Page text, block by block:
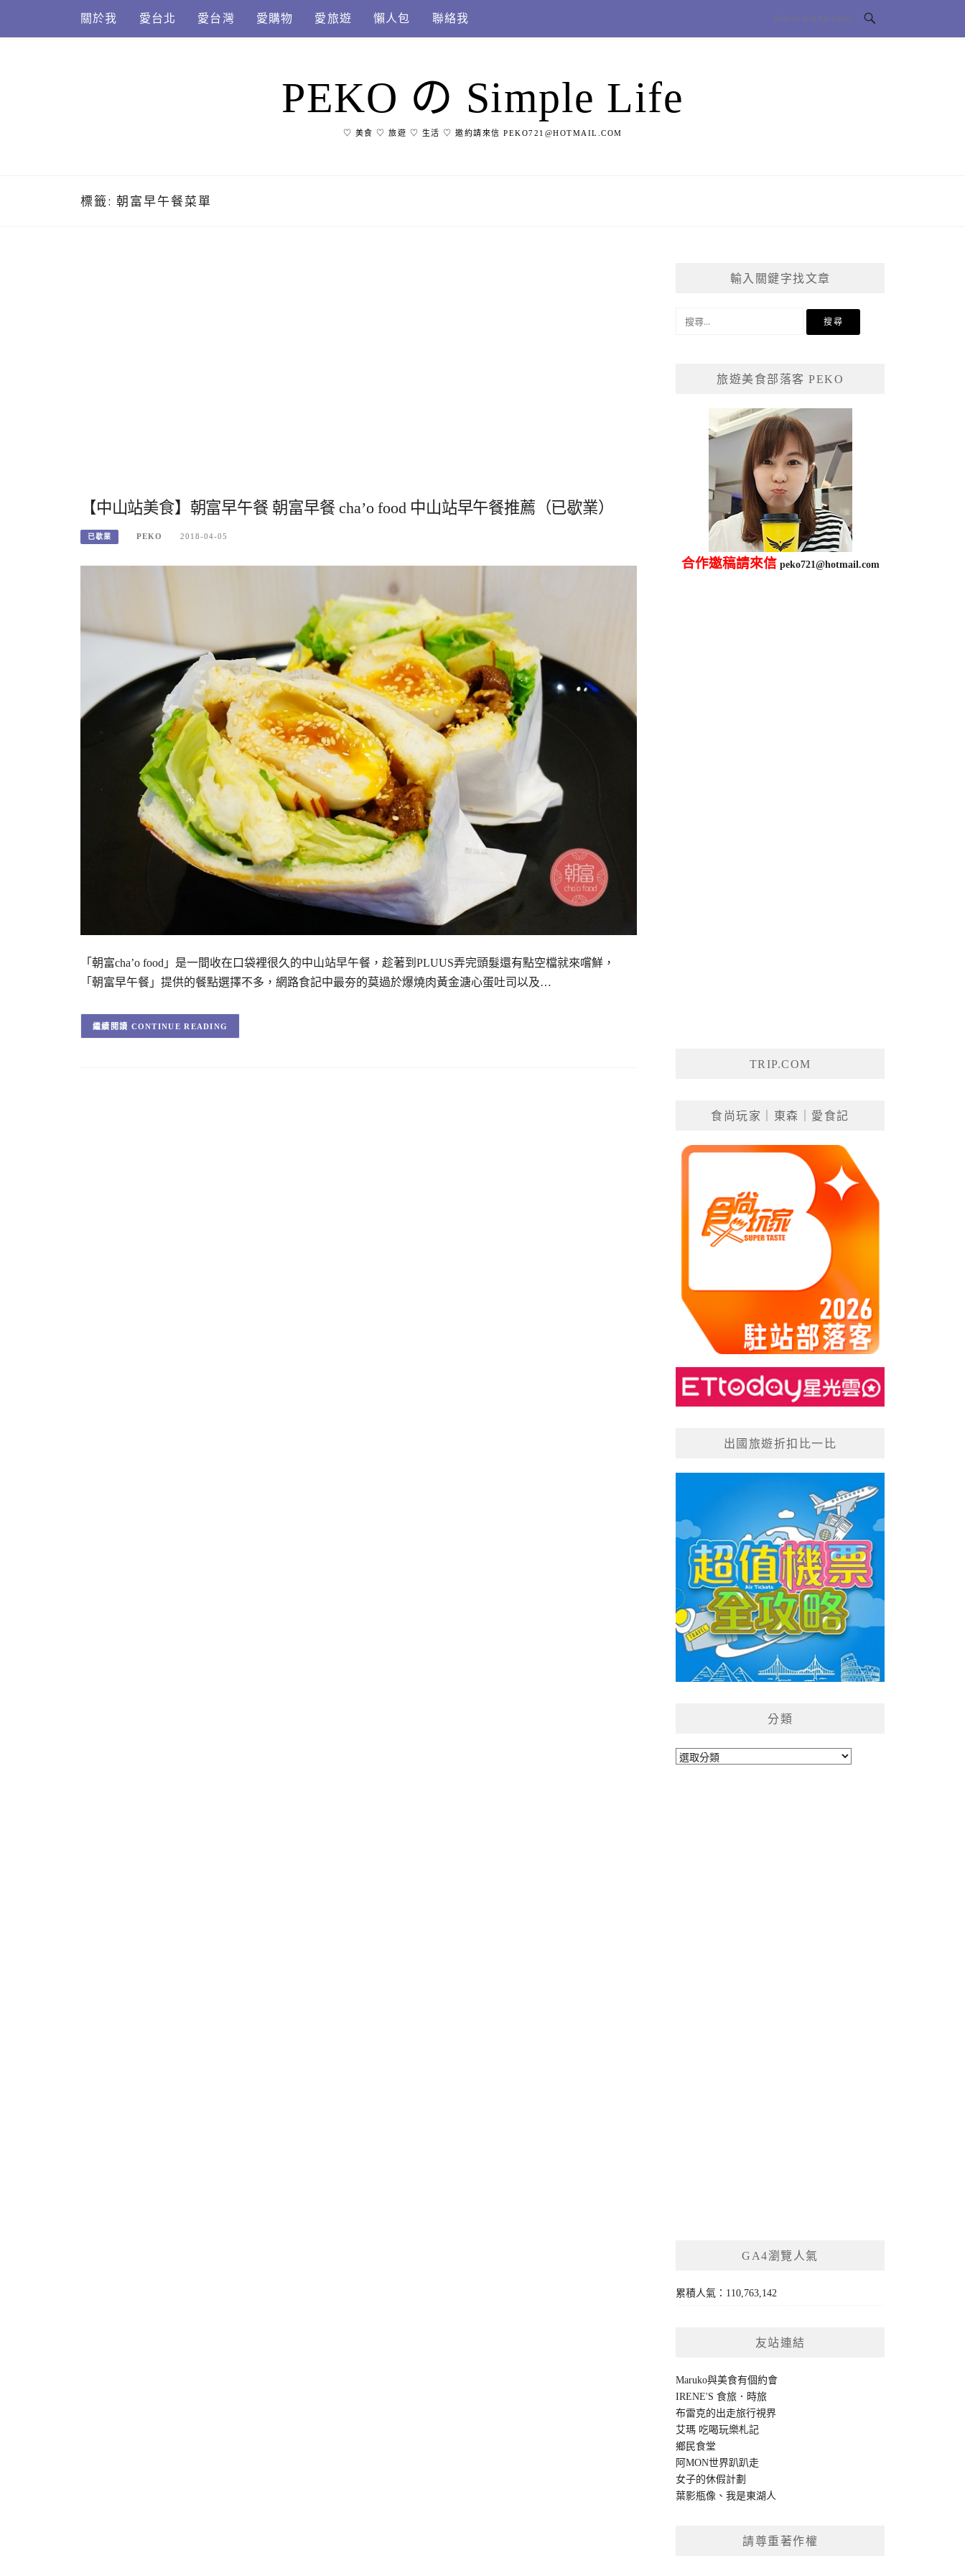
content
關於我 愛台北 愛台灣 愛購物 愛旅遊 懶人包 聯絡我
PEKO の Simple Life
♡ 美食 ♡ 旅遊 ♡ 生活 ♡ 邀約請來信 PEKO721@HOTMAIL.COM
標籤: 朝富早午餐菜單
【中山站美食】朝富早午餐 朝富早餐 cha’o food 中山站早午餐推薦（已歇業）
已歇業 PEKO 2018-04-05
「朝富cha’o food」是一間收在口袋裡很久的中山站早午餐，趁著到PLUUS弄完頭髮還有點空檔就來嚐鮮，
「朝富早午餐」提供的餐點選擇不多，網路食記中最夯的莫過於爆燒肉黃金溏心蛋吐司以及…
CONTINUE READING
輸入關鍵字找文章
旅遊美食部落客 PEKO
合作邀稿請來信 peko721@hotmail.com
TRIP.COM
食尚玩家｜東森｜愛食記
出國旅遊折扣比一比
分類
分
GA4瀏覽人氣
累積人氣：110,763,142
友站連結
Maruko與美食有個約會
IRENE'S 食旅．時旅
布雷克的出走旅行視界
艾瑪 吃喝玩樂札記
鄉民食堂
阿MON世界趴趴走
女子的休假計劃
葉影瓶像 、我是東湖人
請尊重著作權